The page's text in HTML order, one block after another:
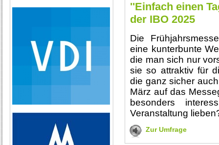
''Einfach einen
der IBO 2025
Die
eine kunterbunte
die man sich nur
sie so attraktiv für
die ganz sicher
März auf das
besonders
Veranstaltung
Zur Umfrage